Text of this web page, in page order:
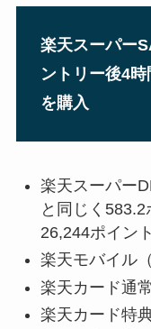
楽天スーパー
ントリー後4
を購入
楽天スーパー
と同じく583.2
26,244ポイント
楽天モバイル
楽天カード通
楽天カード特